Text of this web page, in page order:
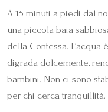
A 15 minuti a piedi dal
una piccola baia
della Contessa.
digrada dolcemente,
bambini. Non ci sono
per chi cerca tranquillità.